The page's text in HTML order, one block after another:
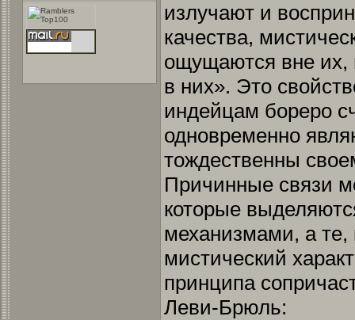
излучают и
качества,
ощущаются вне их,
в них». Это
индейцам бореро
одновременно
тождественны
Причинные связи
которые
механизмами, а те,
мистический
принципа
Леви-Брюль: